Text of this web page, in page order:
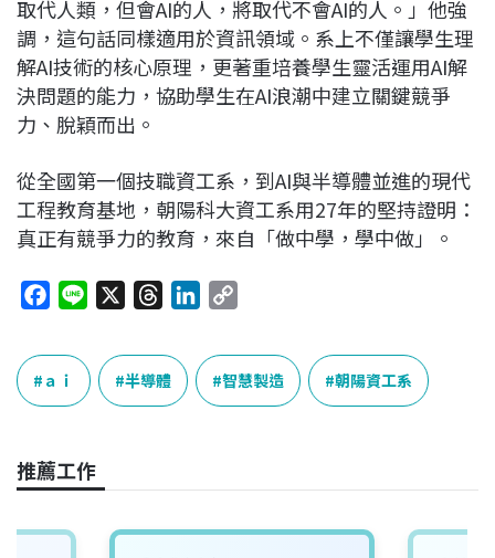
取代人類，但會AI的人，將取代不會AI的人。」他強
調，這句話同樣適用於資訊領域。系上不僅讓學生理
解AI技術的核心原理，更著重培養學生靈活運用AI解
決問題的能力，協助學生在AI浪潮中建立關鍵競爭
力、脫穎而出。
從全國第一個技職資工系，到AI與半導體並進的現代
工程教育基地，朝陽科大資工系用27年的堅持證明：
真正有競爭力的教育，來自「做中學，學中做」。
c
e
b
o
k
e
r
e
a
n
e
n
p
y
L
k
ａｉ 半導體 智慧製造 朝陽資工系
推薦工作